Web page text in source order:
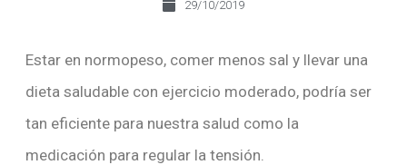
29/10/2019
Estar en normopeso, comer menos sal y llevar una
dieta saludable con ejercicio moderado, podría ser
tan eficiente para nuestra salud como la
medicación para regular la tensión.